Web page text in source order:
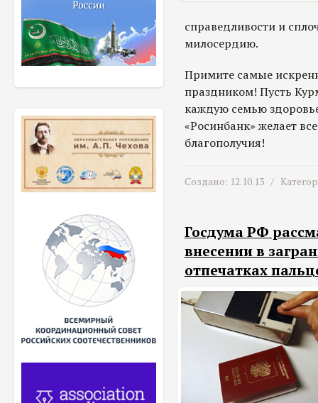
справедливости и
милосердию.
Примите самые
праздником! Пусть
каждую семью
«Росинбанк» желает
благополучия!
Создано: 12.10.13 /
Госдума РФ
внесении в
отпечатках